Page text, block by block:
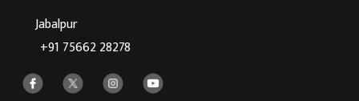
Jabalpur
+91 75662 28278